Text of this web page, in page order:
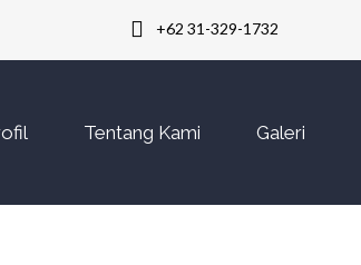
+62 31-329-1732
Tentang Kami Galeri